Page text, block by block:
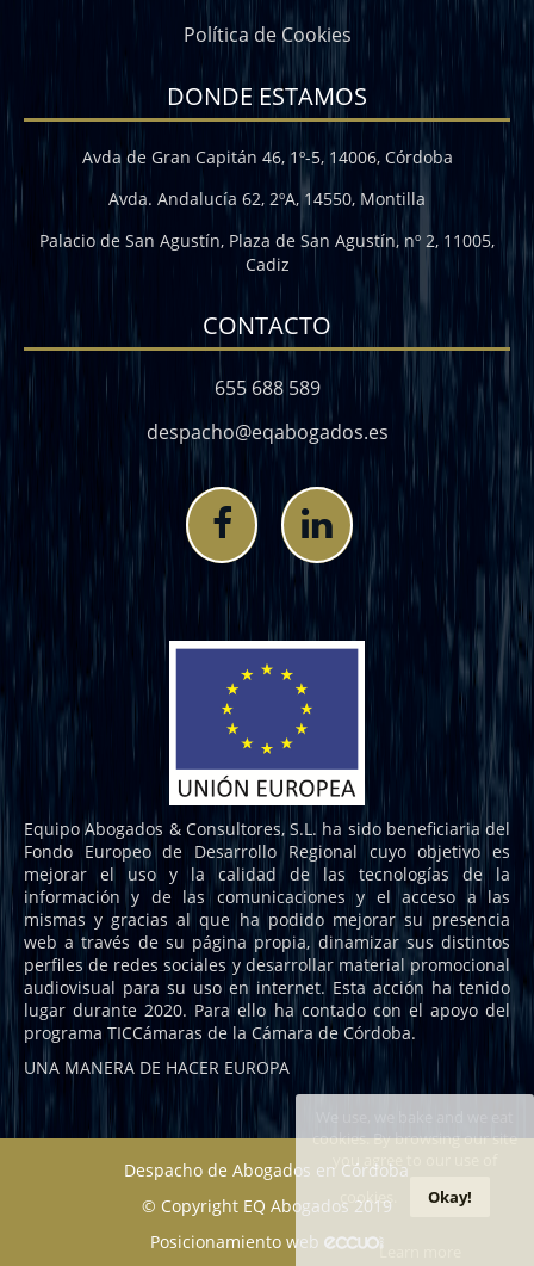
cookies. By browsing our site
you agree to our use of
cookies.
Okay!
Learn more
Política de Cookies
DONDE ESTAMOS
Avda de Gran Capitán 46, 1º-5, 14006, Córdoba
Avda. Andalucía 62, 2ºA, 14550, Montilla
Palacio de San Agustín, Plaza de San Agustín, nº 2, 11005,
Cadiz
CONTACTO
655 688 589
despacho@eqabogados.es
Equipo Abogados & Consultores, S.L. ha sido beneficiaria del
Fondo Europeo de Desarrollo Regional cuyo objetivo es
mejorar el uso y la calidad de las tecnologías de la
información y de las comunicaciones y el acceso a las
mismas y gracias al que ha podido mejorar su presencia
web a través de su página propia, dinamizar sus distintos
perfiles de redes sociales y desarrollar material promocional
audiovisual para su uso en internet. Esta acción ha tenido
lugar durante 2020. Para ello ha contado con el apoyo del
programa TICCámaras de la Cámara de Córdoba.
UNA MANERA DE HACER EUROPA
Despacho de Abogados en Córdoba
© Copyright EQ Abogados 2019
Posicionamiento web